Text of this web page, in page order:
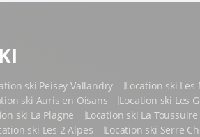
ski Peisey Vallandry
Location ski Les
ski Auris en Oisans
Location ski Les
ski La Plagne
Location ski La Toussuire
ski Les 2 Alpes
Location ski Serre